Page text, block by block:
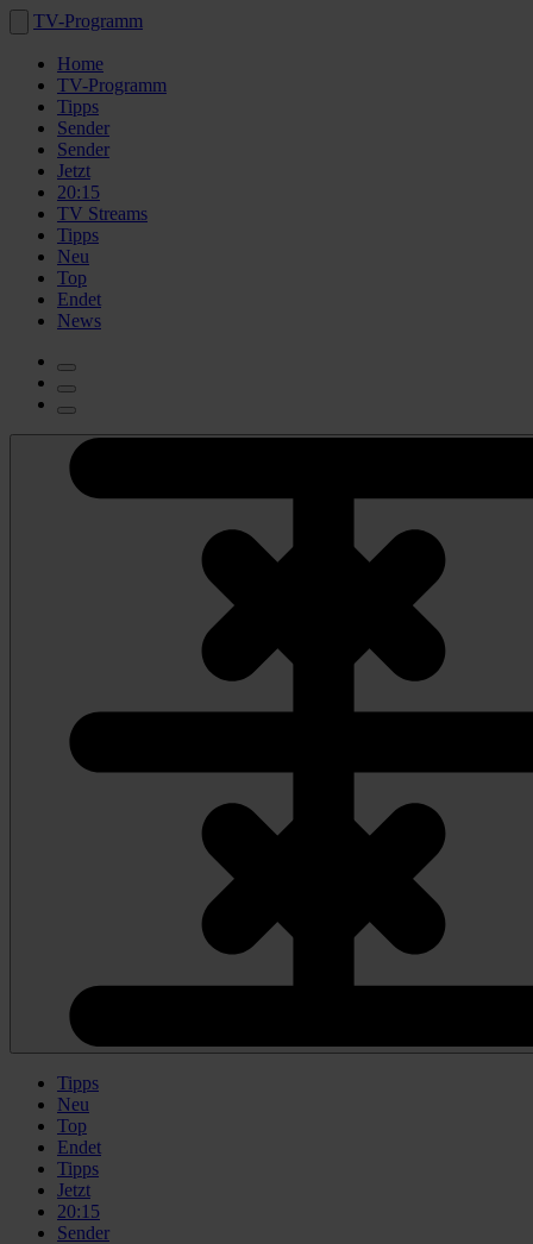
TV-Programm
Home
TV-Programm
Tipps
Sender
Sender
Jetzt
20:15
TV Streams
Tipps
Neu
Top
Endet
News
Tipps
Neu
Top
Endet
Tipps
Jetzt
20:15
Sender